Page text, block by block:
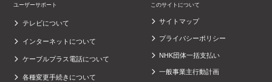
ユーザーサポート
テレビについて
インターネットについて
ケーブルプラス電話について
各種変更手続きについて
このサイトについて
サイトマップ
プライバシーポリシー
NHK団体一括支払い
一般事業主行動計画